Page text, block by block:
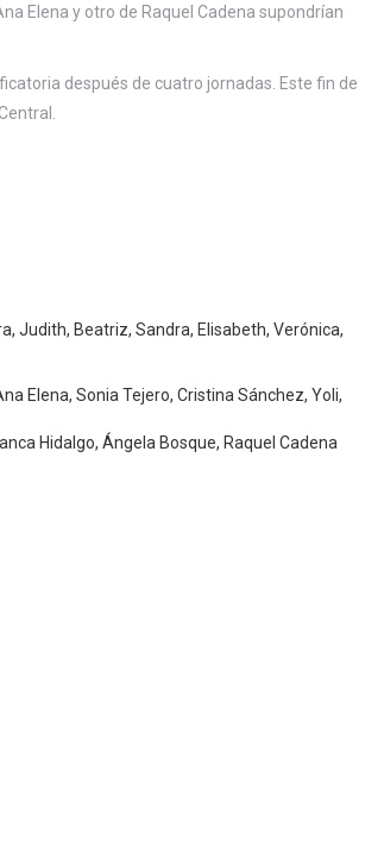
Elena y otro de Raquel Cadena supondrían
después de cuatro jornadas. Este fin de
Judith, Beatriz, Sandra, Elisabeth, Verónica,
Elena, Sonia Tejero, Cristina Sánchez, Yoli,
Hidalgo, Ángela Bosque, Raquel Cadena